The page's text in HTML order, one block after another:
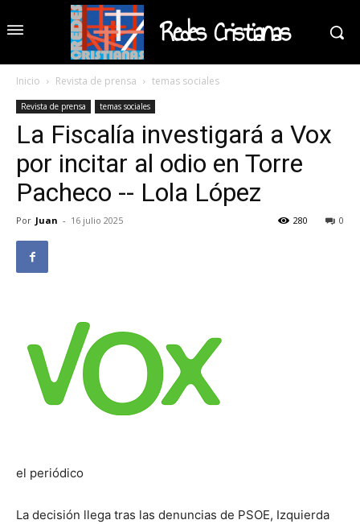
Redes Cristianas
Inicio Revista de prensa temas sociales
Revista de prensa temas sociales
La Fiscalía investigará a Vox
por incitar al odio en Torre
Pacheco -- Lola López
Por Juan - 16 julio 2025 0
280
el periódico
La decisión llega tras las denuncias de PSOE, Izquierda